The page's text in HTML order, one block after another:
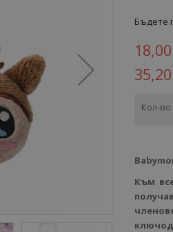
Бъдете
Кол-во
Към